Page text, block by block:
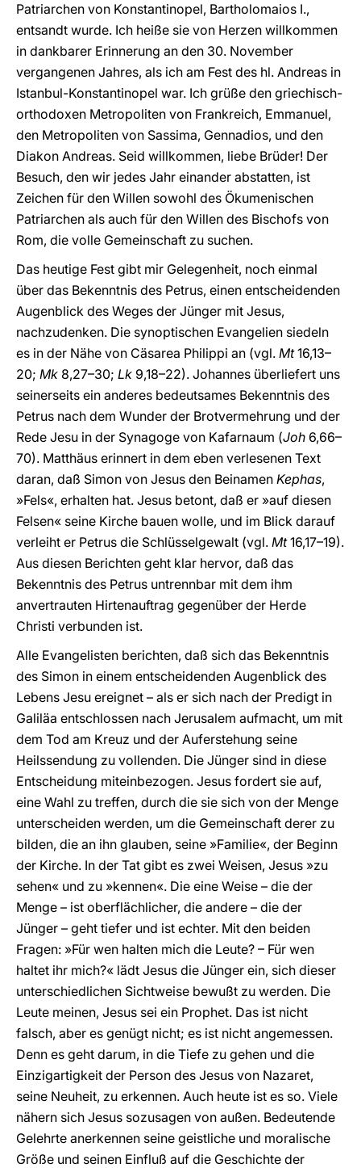
Patriarchen von Konstantinopel, Bartholomaios I.,
entsandt wurde. Ich heiße sie von Herzen willkommen
in dankbarer Erinnerung an den 30. November
vergangenen Jahres, als ich am Fest des hl. Andreas in
Istanbul-Konstantinopel war. Ich grüße den griechisch-
orthodoxen Metropoliten von Frankreich, Emmanuel,
den Metropoliten von Sassima, Gennadios, und den
Diakon Andreas. Seid willkommen, liebe Brüder! Der
Besuch, den wir jedes Jahr einander abstatten, ist
Zeichen für den Willen sowohl des Ökumenischen
Patriarchen als auch für den Willen des Bischofs von
Rom, die volle Gemeinschaft zu suchen.
Das heutige Fest gibt mir Gelegenheit, noch einmal
über das Bekenntnis des Petrus, einen entscheidenden
Augenblick des Weges der Jünger mit Jesus,
nachzudenken. Die synoptischen Evangelien siedeln
es in der Nähe von Cäsarea Philippi an (vgl. Mt16,13–
20; Mk 8,27–30; Lk 9,18–22). Johannes überliefert uns
seinerseits ein anderes bedeutsames Bekenntnis des
Petrus nach dem Wunder der Brotvermehrung und der
Rede Jesu in der Synagoge von Kafarnaum (Joh 6,66–
70). Matthäus erinnert in dem eben verlesenen Text
daran, daß Simon von Jesus den Beinamen Kephas,
»Fels«, erhalten hat. Jesus betont, daß er »auf diesen
Felsen« seine Kirche bauen wolle, und im Blick darauf
verleiht er Petrus die Schlüsselgewalt (vgl. Mt16,17–19).
Aus diesen Berichten geht klar hervor, daß das
Bekenntnis des Petrus untrennbar mit dem ihm
anvertrauten Hirtenauftrag gegenüber der Herde
Christi verbunden ist.
Alle Evangelisten berichten, daß sich das Bekenntnis
des Simon in einem entscheidenden Augenblick des
Lebens Jesu ereignet – als er sich nach der Predigt in
Galiläa entschlossen nach Jerusalem aufmacht, um mit
dem Tod am Kreuz und der Auferstehung seine
Heilssendung zu vollenden. Die Jünger sind in diese
Entscheidung miteinbezogen. Jesus fordert sie auf,
eine Wahl zu treffen, durch die sie sich von der Menge
unterscheiden werden, um die Gemeinschaft derer zu
bilden, die an ihn glauben, seine »Familie«, der Beginn
der Kirche. In der Tat gibt es zwei Weisen, Jesus »zu
sehen« und zu »kennen«. Die eine Weise – die der
Menge – ist oberflächlicher, die andere – die der
Jünger – geht tiefer und ist echter. Mit den beiden
Fragen: »Für wen halten mich die Leute? – Für wen
haltet ihr mich?« lädt Jesus die Jünger ein, sich dieser
unterschiedlichen Sichtweise bewußt zu werden. Die
Leute meinen, Jesus sei ein Prophet. Das ist nicht
falsch, aber es genügt nicht; es ist nicht angemessen.
Denn es geht darum, in die Tiefe zu gehen und die
Einzigartigkeit der Person des Jesus von Nazaret,
seine Neuheit, zu erkennen. Auch heute ist es so. Viele
nähern sich Jesus sozusagen von außen. Bedeutende
Gelehrte anerkennen seine geistliche und moralische
Größe und seinen Einfluß auf die Geschichte der